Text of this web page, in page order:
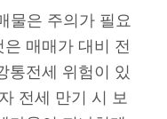
물은 주의가 필요
매매가 대비 전
통전세 위험이 있
전세 만기 시 보